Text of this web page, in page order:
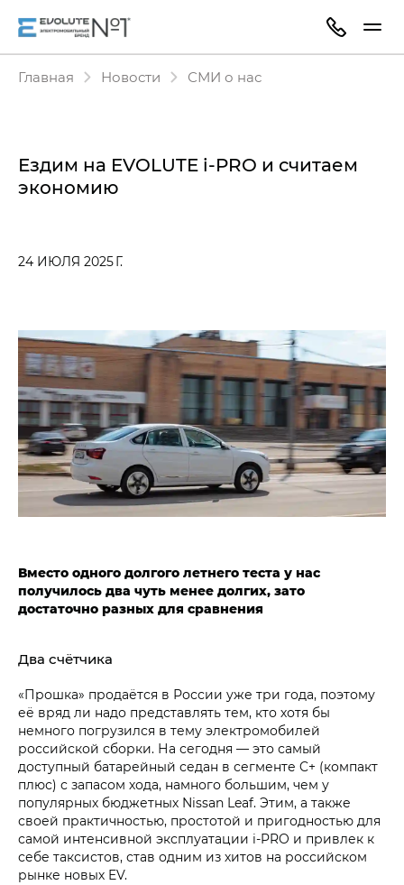
Главная Новости СМИ о нас
Ездим на EVOLUTE i‑PRO и считаем
экономию
24 ИЮЛЯ 2025 Г.
Вместо одного долгого летнего теста у нас
получилось два чуть менее долгих, зато
достаточно разных для сравнения
Два счётчика
«Прошка» продаётся в России уже три года, поэтому
её вряд ли надо представлять тем, кто хотя бы
немного погрузился в тему электромобилей
российской сборки. На сегодня — это самый
доступный батарейный седан в сегменте C+ (компакт
плюс) с запасом хода, намного большим, чем у
популярных бюджетных Nissan Leaf. Этим, а также
своей практичностью, простотой и пригодностью для
самой интенсивной эксплуатации i‑PRO и привлек к
себе таксистов, став одним из хитов на российском
рынке новых EV.